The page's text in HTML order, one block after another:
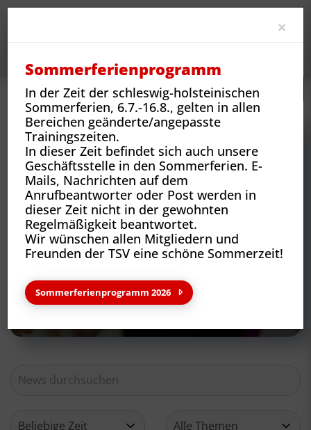
Neues Vereins-News Nachruf Christoph Karstens
Neues aus deinem Verein
×
Sommerferienprogramm
In der Zeit der schleswig-holsteinischen
Sommerferien, 6.7.-16.8., gelten in allen
Bereichen geänderte/angepasste
Trainingszeiten.
In dieser Zeit befindet sich auch unsere
Geschäftsstelle in den Sommerferien. E-
Mails, Nachrichten auf dem
Anrufbeantworter oder Post werden in
dieser Zeit nicht in der gewohnten
Regelmäßigkeit beantwortet.
Wir wünschen allen Mitgliedern und
Freunden der TSV eine schöne Sommerzeit!
Sommerferienprogramm 2026